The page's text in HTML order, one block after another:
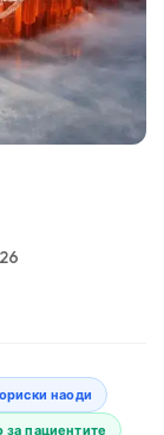
наоди
за пациентите